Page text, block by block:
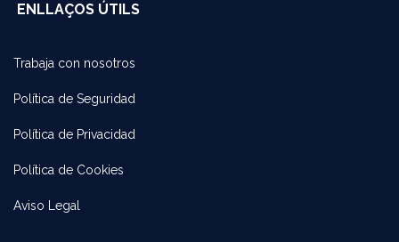
ENLLAÇOS ÚTILS
Trabaja con noso​tros
Política de Seguridad
Política de Privacidad
Política de Cookies
Aviso Legal